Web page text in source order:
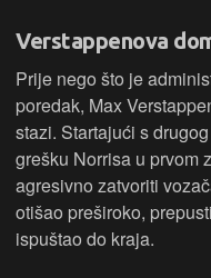
Verstappenova
Prije nego što je
poredak, Max
stazi. Startajući s
grešku Norrisa u prvom
agresivno zatvoriti
otišao preširoko,
ispuštao do kraja.